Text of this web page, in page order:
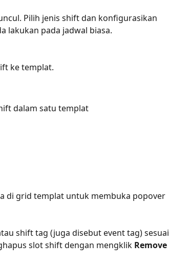
Pilih jenis shift dan konfigurasikan
lakukan pada jadwal biasa.
ke templat.
dalam satu templat
di grid templat untuk membuka popover
shift tag (juga disebut event tag) sesuai
slot shift dengan mengklik Remove